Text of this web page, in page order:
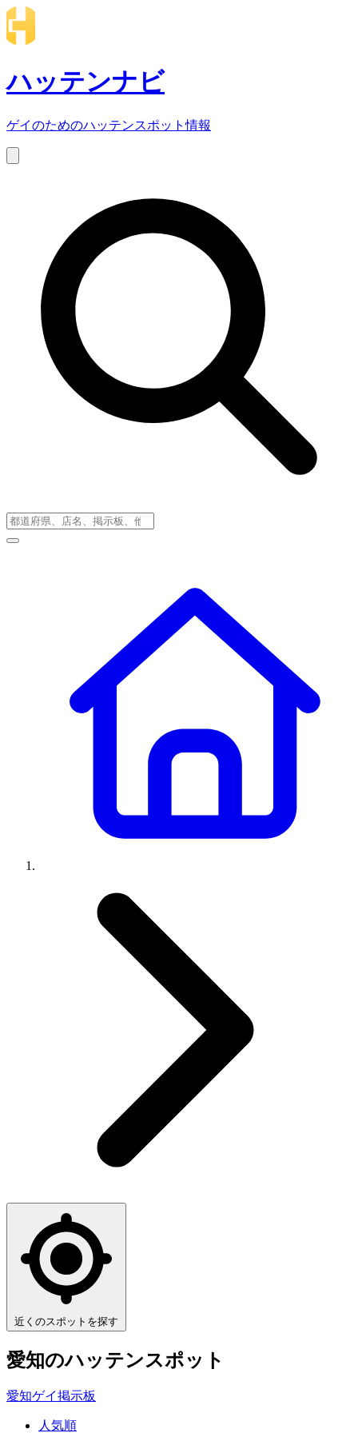
ハッテンナビ
ゲイのためのハッテンスポット情報
近くのスポットを探す
愛知のハッテンスポット
愛知ゲイ掲示板
人気順